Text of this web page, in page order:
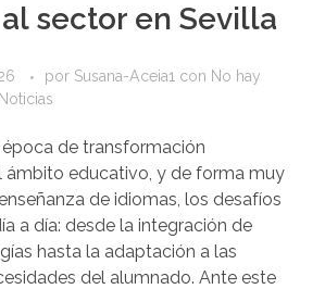
sector en Sevilla
por Susana-Aceia1 con No hay
Noticias
de transformación
ámbito educativo, y de forma muy
de idiomas, los desafíos
a día: desde la integración de
hasta la adaptación a las
del alumnado. Ante este